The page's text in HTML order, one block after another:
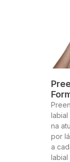
labial
na
por
a
labial